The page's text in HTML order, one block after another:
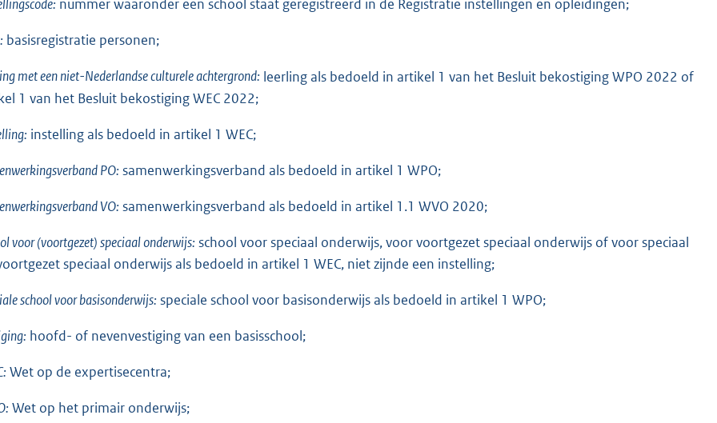
nummer waaronder een school staat geregistreerd in de Registratie instellingen en opleidingen;
basisregistratie personen;
met een niet-Nederlandse culturele achtergrond: leerling als bedoeld in artikel 1 van het Besluit bekostiging WPO 2022 of
1 van het Besluit bekostiging WEC 2022;
instelling als bedoeld in artikel 1 WEC;
PO: samenwerkingsverband als bedoeld in artikel 1 WPO;
VO: samenwerkingsverband als bedoeld in artikel 1.1 WVO 2020;
voor (voortgezet) speciaal onderwijs: school voor speciaal onderwijs, voor voortgezet speciaal onderwijs of voor speciaal
speciaal onderwijs als bedoeld in artikel 1 WEC, niet zijnde een instelling;
school voor basisonderwijs: speciale school voor basisonderwijs als bedoeld in artikel 1 WPO;
hoofd- of nevenvestiging van een basisschool;
Wet op de expertisecentra;
Wet op het primair onderwijs;